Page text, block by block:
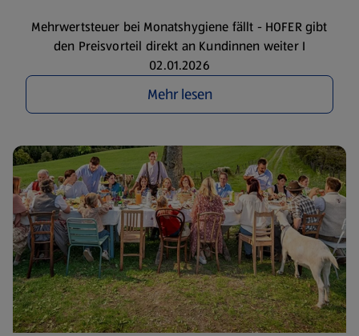
Mehrwertsteuer bei Monatshygiene fällt - HOFER gibt
den Preisvorteil direkt an Kundinnen weiter I
02.01.2026
Mehr lesen